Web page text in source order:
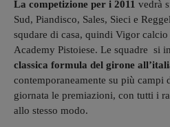
La competizione per i 2011 vedrà
Sud, Piandisco, Sales, Sieci e
squdare di casa, quindi Vigor
Academy Pistoiese. Le squadre si
classica formula del girone
contemporaneamente su più
giornata le premiazioni, con tutti i
allo stesso modo.